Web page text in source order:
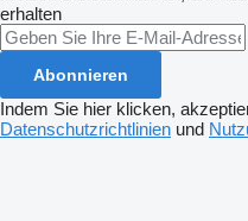
erhalten
Abonnieren
Indem Sie hier klicken,
Datenschutzrichtlinien und